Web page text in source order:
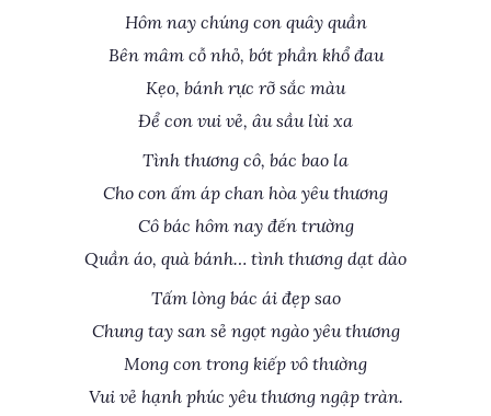
Hôm nay chúng con quây quần
Bên mâm cỗ nhỏ, bớt phần khổ đau
Kẹo, bánh rực rỡ sắc màu
Để con vui vẻ, âu sầu lùi xa
Tình thương cô, bác bao la
Cho con ấm áp chan hòa yêu thương
Cô bác hôm nay đến trường
Quần áo, quà bánh… tình thương dạt dào
Tấm lòng bác ái đẹp sao
Chung tay san sẻ ngọt ngào yêu thương
Mong con trong kiếp vô thường
Vui vẻ hạnh phúc yêu thương ngập tràn.